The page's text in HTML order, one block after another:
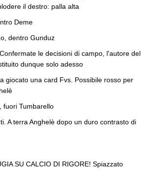
il destro: palla alta
Deme
dentro Gunduz
le decisioni di campo, l'autore del
dunque solo adesso
giocato una card Fvs. Possibile rosso per
fuori Tumbarello
A terra Anghelè dopo un duro contrasto di
SU CALCIO DI RIGORE! Spiazzato